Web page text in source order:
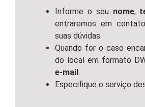
Informe o seu nome,
entraremos em
suas dúvidas.
Quando for o caso
do local em formato
e-mail.
Especifique o serviço